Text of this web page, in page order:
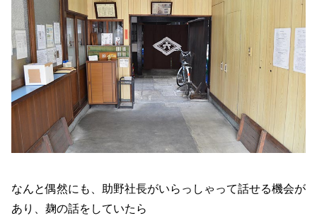
なんと偶然にも、助野社長がいらっしゃって話せる機会が
あり、麹の話をしていたら